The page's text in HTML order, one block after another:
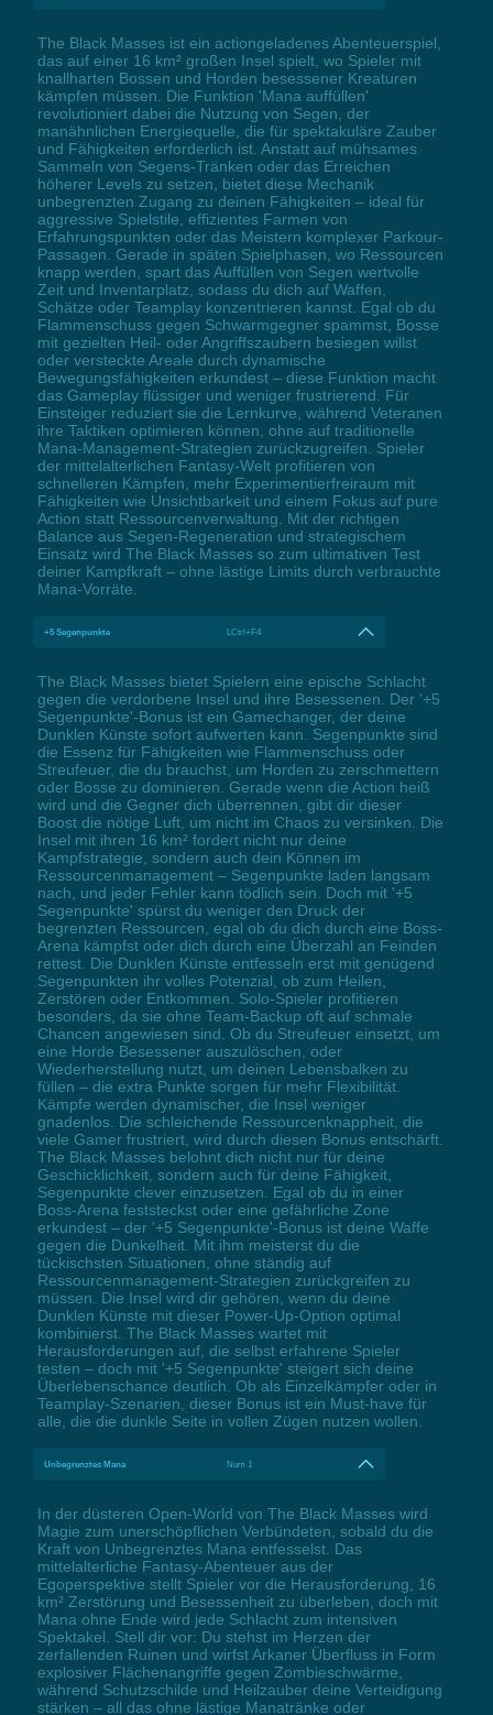
The Black Masses ist ein actiongeladenes Abenteuerspiel,
das auf einer 16 km² großen Insel spielt, wo Spieler mit
knallharten Bossen und Horden besessener Kreaturen
kämpfen müssen. Die Funktion 'Mana auffüllen'
revolutioniert dabei die Nutzung von Segen, der
manähnlichen Energiequelle, die für spektakuläre Zauber
und Fähigkeiten erforderlich ist. Anstatt auf mühsames
Sammeln von Segens-Tränken oder das Erreichen
höherer Levels zu setzen, bietet diese Mechanik
unbegrenzten Zugang zu deinen Fähigkeiten – ideal für
aggressive Spielstile, effizientes Farmen von
Erfahrungspunkten oder das Meistern komplexer Parkour-
Passagen. Gerade in späten Spielphasen, wo Ressourcen
knapp werden, spart das Auffüllen von Segen wertvolle
Zeit und Inventarplatz, sodass du dich auf Waffen,
Schätze oder Teamplay konzentrieren kannst. Egal ob du
Flammenschuss gegen Schwarmgegner spammst, Bosse
mit gezielten Heil- oder Angriffszaubern besiegen willst
oder versteckte Areale durch dynamische
Bewegungsfähigkeiten erkundest – diese Funktion macht
das Gameplay flüssiger und weniger frustrierend. Für
Einsteiger reduziert sie die Lernkurve, während Veteranen
ihre Taktiken optimieren können, ohne auf traditionelle
Mana-Management-Strategien zurückzugreifen. Spieler
der mittelalterlichen Fantasy-Welt profitieren von
schnelleren Kämpfen, mehr Experimentierfreiraum mit
Fähigkeiten wie Unsichtbarkeit und einem Fokus auf pure
Action statt Ressourcenverwaltung. Mit der richtigen
Balance aus Segen-Regeneration und strategischem
Einsatz wird The Black Masses so zum ultimativen Test
deiner Kampfkraft – ohne lästige Limits durch verbrauchte
Mana-Vorräte.
+5 Segenpunkte LCtrl+F4
The Black Masses bietet Spielern eine epische Schlacht
gegen die verdorbene Insel und ihre Besessenen. Der '+5
Segenpunkte'-Bonus ist ein Gamechanger, der deine
Dunklen Künste sofort aufwerten kann. Segenpunkte sind
die Essenz für Fähigkeiten wie Flammenschuss oder
Streufeuer, die du brauchst, um Horden zu zerschmettern
oder Bosse zu dominieren. Gerade wenn die Action heiß
wird und die Gegner dich überrennen, gibt dir dieser
Boost die nötige Luft, um nicht im Chaos zu versinken. Die
Insel mit ihren 16 km² fordert nicht nur deine
Kampfstrategie, sondern auch dein Können im
Ressourcenmanagement – Segenpunkte laden langsam
nach, und jeder Fehler kann tödlich sein. Doch mit '+5
Segenpunkte' spürst du weniger den Druck der
begrenzten Ressourcen, egal ob du dich durch eine Boss-
Arena kämpfst oder dich durch eine Überzahl an Feinden
rettest. Die Dunklen Künste entfesseln erst mit genügend
Segenpunkten ihr volles Potenzial, ob zum Heilen,
Zerstören oder Entkommen. Solo-Spieler profitieren
besonders, da sie ohne Team-Backup oft auf schmale
Chancen angewiesen sind. Ob du Streufeuer einsetzt, um
eine Horde Besessener auszulöschen, oder
Wiederherstellung nutzt, um deinen Lebensbalken zu
füllen – die extra Punkte sorgen für mehr Flexibilität.
Kämpfe werden dynamischer, die Insel weniger
gnadenlos. Die schleichende Ressourcenknappheit, die
viele Gamer frustriert, wird durch diesen Bonus entschärft.
The Black Masses belohnt dich nicht nur für deine
Geschicklichkeit, sondern auch für deine Fähigkeit,
Segenpunkte clever einzusetzen. Egal ob du in einer
Boss-Arena feststeckst oder eine gefährliche Zone
erkundest – der '+5 Segenpunkte'-Bonus ist deine Waffe
gegen die Dunkelheit. Mit ihm meisterst du die
tückischsten Situationen, ohne ständig auf
Ressourcenmanagement-Strategien zurückgreifen zu
müssen. Die Insel wird dir gehören, wenn du deine
Dunklen Künste mit dieser Power-Up-Option optimal
kombinierst. The Black Masses wartet mit
Herausforderungen auf, die selbst erfahrene Spieler
testen – doch mit '+5 Segenpunkte' steigert sich deine
Überlebenschance deutlich. Ob als Einzelkämpfer oder in
Teamplay-Szenarien, dieser Bonus ist ein Must-have für
alle, die die dunkle Seite in vollen Zügen nutzen wollen.
Unbegrenztes Mana Num 1
In der düsteren Open-World von The Black Masses wird
Magie zum unerschöpflichen Verbündeten, sobald du die
Kraft von Unbegrenztes Mana entfesselst. Das
mittelalterliche Fantasy-Abenteuer aus der
Egoperspektive stellt Spieler vor die Herausforderung, 16
km² Zerstörung und Besessenheit zu überleben, doch mit
Mana ohne Ende wird jede Schlacht zum intensiven
Spektakel. Stell dir vor: Du stehst im Herzen der
zerfallenden Ruinen und wirfst Arkaner Überfluss in Form
explosiver Flächenangriffe gegen Zombieschwärme,
während Schutzschilde und Heilzauber deine Verteidigung
stärken – all das ohne lästige Manatränke oder